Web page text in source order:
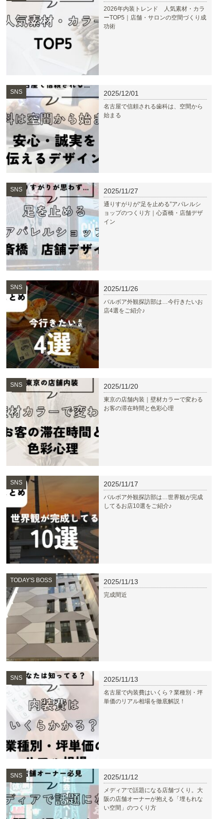
2026年内装トレンド 人気素材・カラ
ーTOP5｜店舗・サロンの空間づくり成
功術
SNS 2025/12/01
名古屋で信頼される歯科は、空間から
始まる
SNS 2025/11/27
通りすがりが“足を止める”アパレルシ
ョップのつくり方｜心斎橋・店舗デザ
イン
SNS 2025/11/26
バルボア外観探訪部は…今行きたいお
店4選をご紹介♪
SNS 2025/11/20
東京の店舗内装｜壁材カラーで変わる
お客の滞在時間と色彩心理
SNS 2025/11/17
バルボア外観探訪部は…世界観が完成
してるお店10選をご紹介♪
TODAY'S BOSS 2025/11/13
完成間近
SNS 2025/11/13
名古屋で内装費はいくら？業種別・坪
単価のリアル相場を徹底解説！
SNS 2025/11/12
メディアで話題になる店舗づくり。大
阪の店舗オーナーが抱える「埋もれな
い空間」のつくり方